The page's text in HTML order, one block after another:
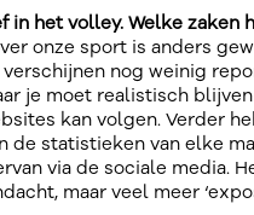
in het volley. Welke zaken
onze sport is anders
nog weinig
je moet realistisch
kan volgen. Verder
de statistieken van elke
via de sociale media.
maar veel meer